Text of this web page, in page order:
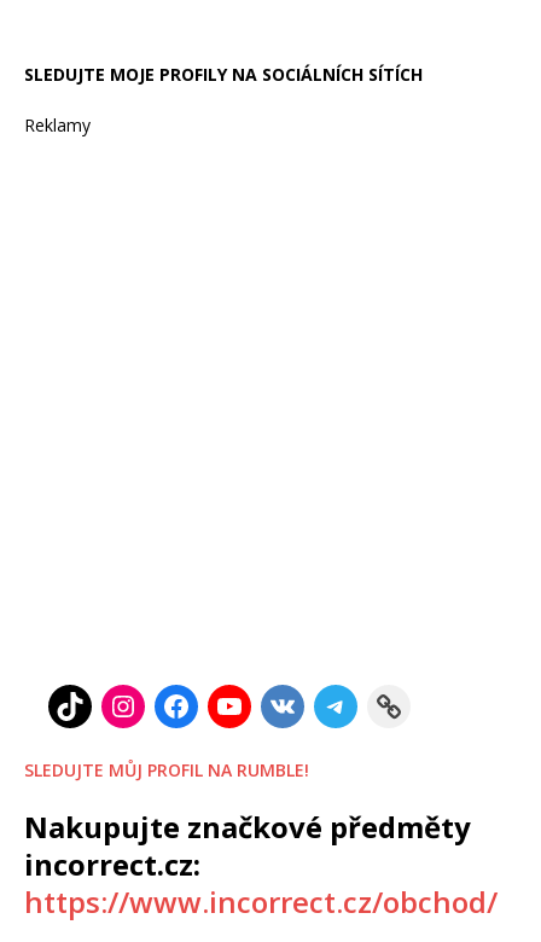
SLEDUJTE MOJE PROFILY NA SOCIÁLNÍCH SÍTÍCH
Reklamy
SLEDUJTE MŮJ PROFIL NA RUMBLE!
Nakupujte značkové předměty
incorrect.cz:
https://www.incorrect.cz/obchod/